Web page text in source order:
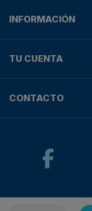
INFORMACIÓN
TU CUENTA
CONTACTO